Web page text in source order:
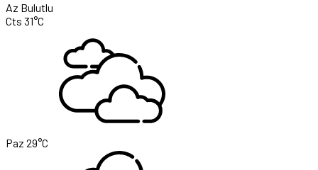
Az Bulutlu
Cts 31°C
Paz 29°C